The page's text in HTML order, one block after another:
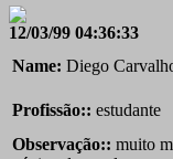
12/03/99 04:36:33
Name: Diego
Profissão:: estudante
Observação:: muito